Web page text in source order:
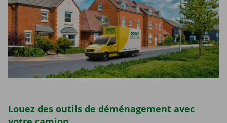
Louez des outils de déménagement avec